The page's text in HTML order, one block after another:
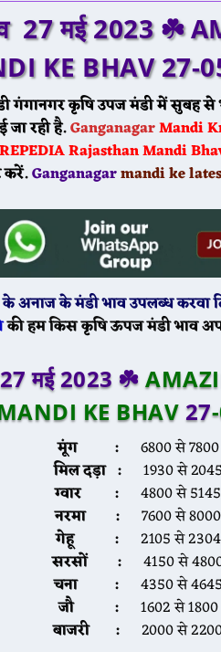
27 मई 2023☘️
KE BHAV 27-
गंगानगरकृषि उपज मंडी में सुबह
जा रही है.GanganagarMandi
Rajasthan Mandi
करें.Ganganagarmandi ke
अनाज के मंडी भाव उपलब्ध करवा
की हम किस कृषि ऊपज मंडी भाव
27 मई 2023 ☘️
KE BHAV 27
मूंग :
6800 से 7800
मिल दड़ा :
1930 से 2045
ग्वार :4800 से 5145
नरमा :
7600 से 8000
गेहू :
2105 से 2304
सरसों :
4150 से
चना :
4350 से 4645
जौ :
1602 से 1800
बाजरी :
2000 से